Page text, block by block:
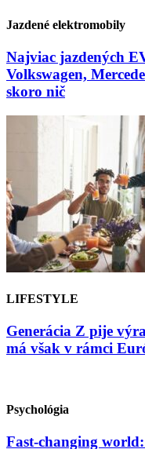
Jazdené elektromobily
Najviac jazdených
Volkswagen,
skoro nič
LIFESTYLE
Generácia Z pije
má však v rámci
Psychológia
Fast-changing